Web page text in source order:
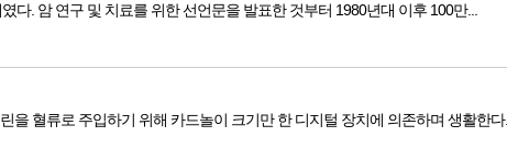
다. 암 연구 및 치료를 위한 선언문을 발표한 것부터 1980년대 이후 100만...
을 혈류로 주입하기 위해 카드놀이 크기만 한 디지털 장치에 의존하며 생활한다...